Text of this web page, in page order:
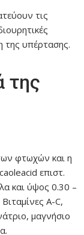
τις
της υπέρτασης.
της
φτωχών και η
επιστ.
και ύψος 0.30 –
Α-C,
μαγνήσιο